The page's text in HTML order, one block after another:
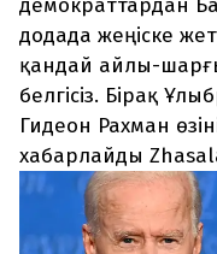
+7 708 604 51 06
Жарнама бөлімі
+7 701 220 64 52
Пошта
демократтардан
додада жеңіске
қандай айлы-
белгісіз. Бірақ
Гидеон Рахман
хабарлайды